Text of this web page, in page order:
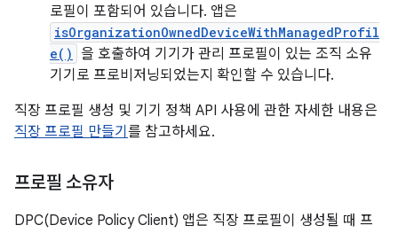
로필이 포함되어 있습니다. 앱은
isOrganizationOwnedDeviceWithManagedProfil
e()
을 호출하여 기기가 관리 프로필이 있는 조직 소유
기기로 프로비저닝되었는지 확인할 수 있습니다.
직장 프로필 생성 및 기기 정책 API 사용에 관한 자세한 내용은
직장 프로필 만들기 를 참고하세요.
프로필 소유자
DPC(Device Policy Client) 앱은 직장 프로필이 생성될 때 프